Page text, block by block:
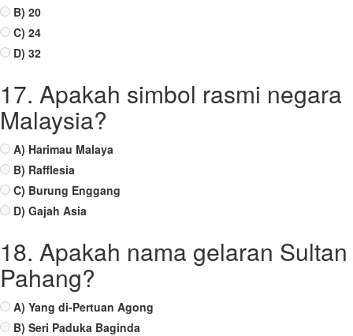
B) 20
C) 24
D) 32
17. Apakah simbol rasmi negara
Malaysia?
A) Harimau Malaya
B) Rafflesia
C) Burung Enggang
D) Gajah Asia
18. Apakah nama gelaran Sultan
Pahang?
A) Yang di-Pertuan Agong
B) Seri Paduka Baginda